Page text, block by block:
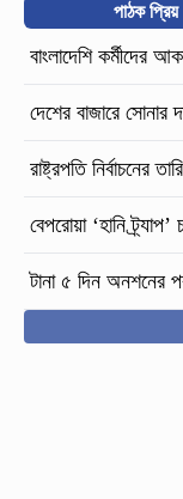
পাঠক প্রিয়
বাংলাদেশি কর্মীদের
দেশের বাজারে সোনার
রাষ্ট্রপতি নির্বাচনের
বেপরোয়া ‘হানি
টানা ৫ দিন অনশনের